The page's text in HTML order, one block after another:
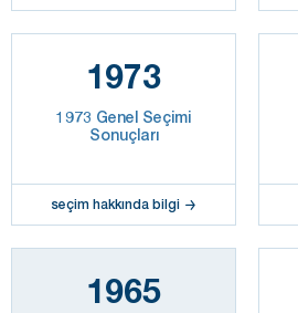
1973
1973 Genel Seçimi
Sonuçları
seçim hakkında bilgi
1965